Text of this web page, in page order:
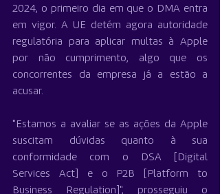
2024, o primeiro dia em que o DMA entra
em vigor. A UE detém agora autoridade
regulatória para aplicar multas à Apple
por não cumprimento, algo que os
concorrentes da empresa já a estão a
acusar.
"Estamos a avaliar se as ações da Apple
suscitam dúvidas quanto à sua
conformidade com o DSA [Digital
Services Act] e o P2B [Platform to
Business Regulation]", prosseguiu o